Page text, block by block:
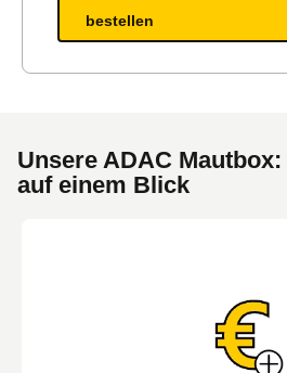
bestellen
Unsere ADAC
auf einem Blick